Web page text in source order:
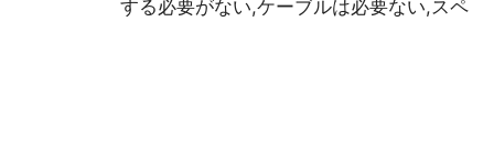
する必要がない,ケーブルは必要ない,スペ